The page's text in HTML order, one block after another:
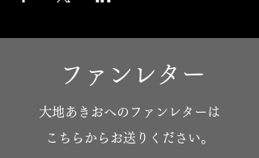
ファンレター
​大地あきおへのファンレターは
こちらからお送りください。